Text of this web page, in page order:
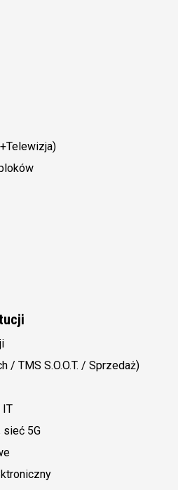
/ TMS S.O.O.T. / Sprzedaż)
IT
sieć 5G